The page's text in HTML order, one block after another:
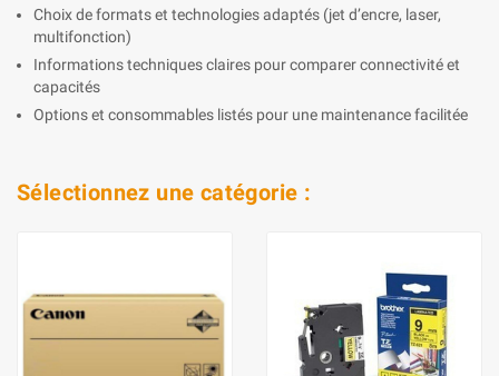
Choix de formats et technologies adaptés (jet d’encre, laser,
multifonction)
Informations techniques claires pour comparer connectivité et
capacités
Options et consommables listés pour une maintenance facilitée
Sélectionnez une catégorie :